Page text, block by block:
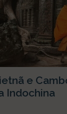
e
Indochina